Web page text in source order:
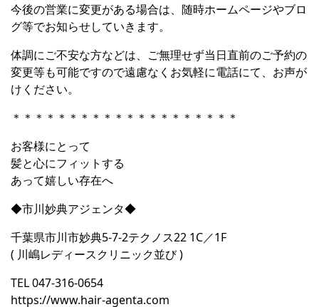
今後の営業に変更がある場合は、随時ホームページやブロ
グ等でお知らせしていきます。
体調にご不安な方などは、ご無理せず当日直前のご予約の
変更等も可能ですので遠慮なくお気軽に電話にて、お声が
けください。
＊＊＊＊＊＊＊＊＊＊＊＊＊＊＊＊＊＊＊＊
お客様にとって
髪と心にフィットする
あって嬉しい存在へ
◆市川妙典アジェンタ◆
千葉県市川市妙典5-7-2テクノス22 1C／1F
( 川嶋レディースクリニック並び )
TEL 047-316-0654
https://www.hair-agenta.com